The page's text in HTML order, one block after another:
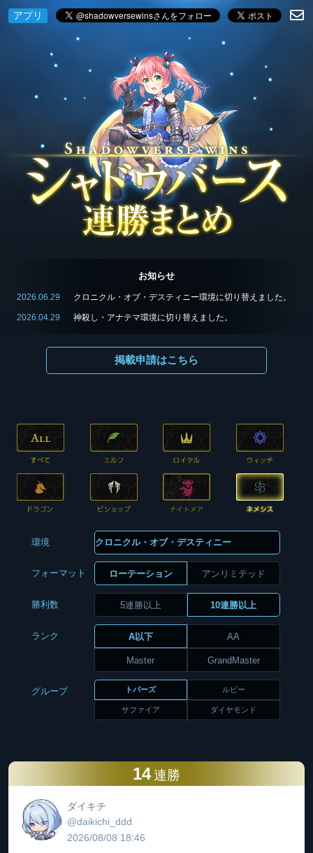
アプリ
お知らせ
2026.06.29 クロニクル・オブ・デスティニー環境に切り替えました。
2026.04.29 神殺し・アナテマ環境に切り替えました。
掲載申請はこちら
環境
フォーマット ローテーション アンリミテッド
勝利数 5連勝以上 10連勝以上
ランク A以下 AA
Master GrandMaster
グループ トパーズ ルビー
サファイア ダイヤモンド
14 連勝
ダイキチ
@daikichi_ddd
2026/08/08 18:46